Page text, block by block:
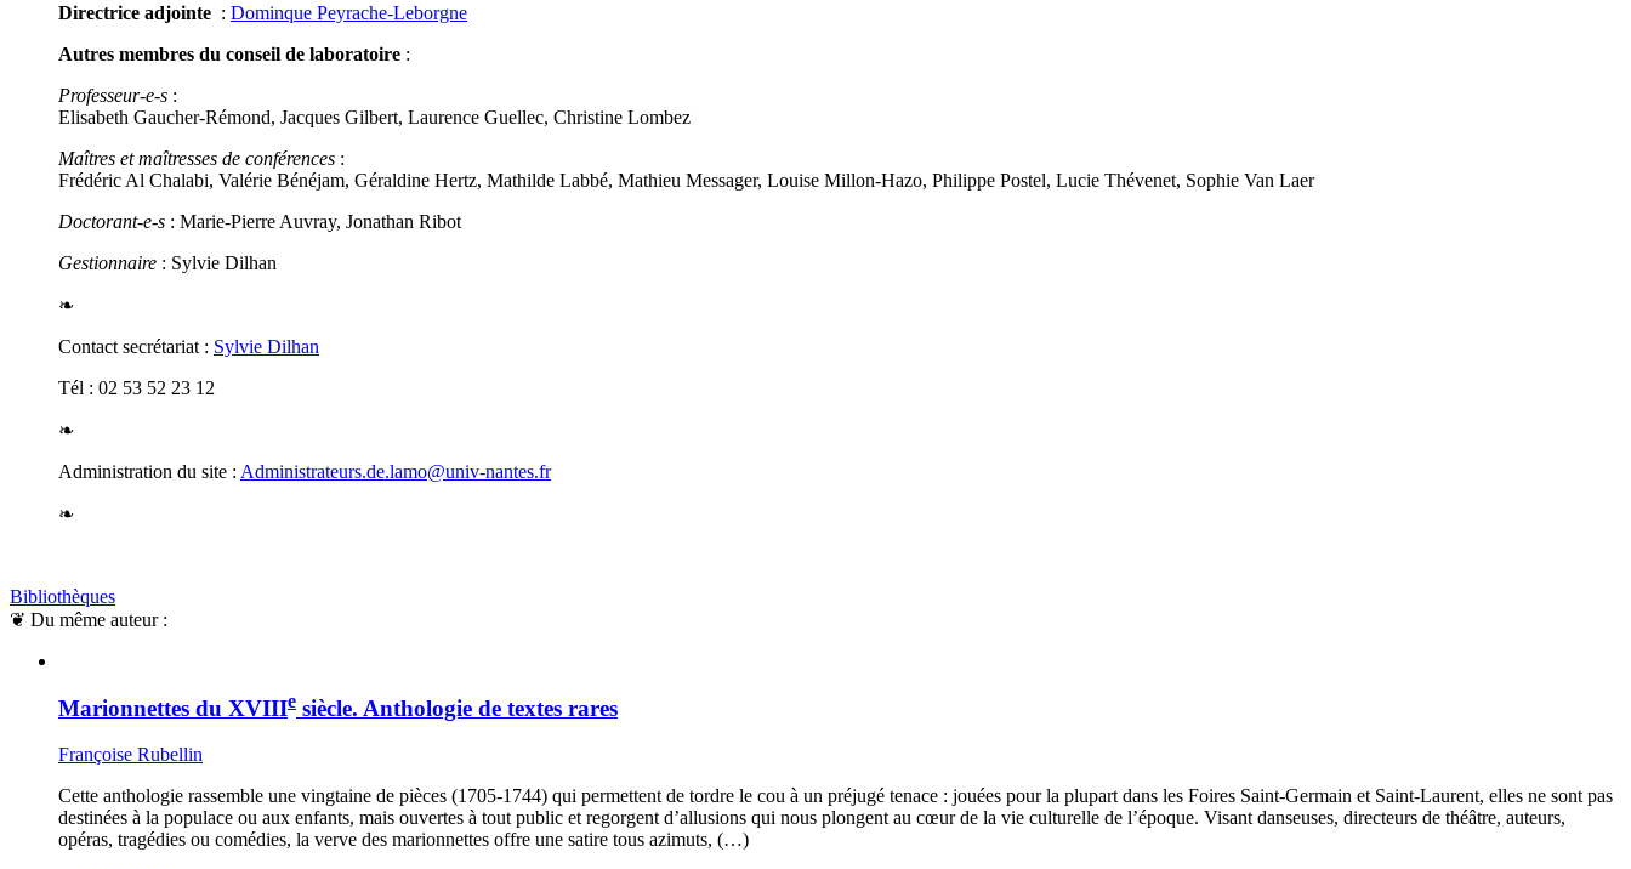
Directrice adjointe : Dominque Peyrache-Leborgne
Autres membres du conseil de laboratoire :
Professeur-e-s :
Elisabeth Gaucher-Rémond, Jacques Gilbert, Laurence Guellec, Christine Lombez
Maîtres et maîtresses de conférences :
Frédéric Al Chalabi, Valérie Bénéjam, Géraldine Hertz, Mathilde Labbé, Mathieu Messager, Louise Millon-Hazo, Philippe Postel, Lucie Thévenet, Sophie Van Laer
Doctorant-e-s : Marie-Pierre Auvray, Jonathan Ribot
Gestionnaire : Sylvie Dilhan
❧
Contact secrétariat : Sylvie Dilhan
Tél : 02 53 52 23 12
❧
Administration du site : Administrateurs.de.lamo@univ-nantes.fr
❧
Bibliothèques
❦ Du même auteur :
Marionnettes du XVIIIe siècle. Anthologie de textes rares
Françoise Rubellin
Cette anthologie rassemble une vingtaine de pièces (1705-1744) qui permettent de tordre le cou à un préjugé tenace : jouées pour la plupart dans les Foires Saint-Germain et Saint-Laurent, elles ne sont pas
destinées à la populace ou aux enfants, mais ouvertes à tout public et regorgent d’allusions qui nous plongent au cœur de la vie culturelle de l’époque. Visant danseuses, directeurs de théâtre, auteurs,
opéras, tragédies ou comédies, la verve des marionnettes offre une satire tous azimuts, (…)